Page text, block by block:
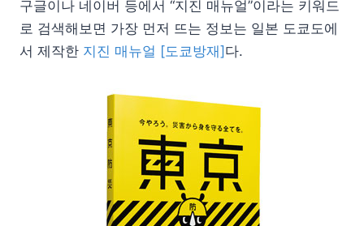
구글이나 네이버 등에서 “지진 매뉴얼”이라는 키워드
로 검색해보면 가장 먼저 뜨는 정보는 일본 도쿄도에
서 제작한 지진 매뉴얼 [도쿄방재] 다.